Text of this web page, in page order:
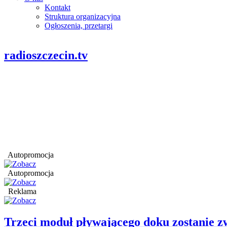
Kontakt
Struktura organizacyjna
Ogłoszenia, przetargi
radioszczecin.tv
Autopromocja
Autopromocja
Reklama
Trzeci moduł pływającego doku zostanie